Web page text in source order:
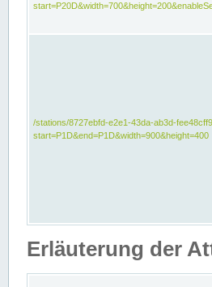
/stations/8727ebfd-e2e1-43da-ab3d-
start=P1D&end=P1D&width=900&height=400
Erläuterung der